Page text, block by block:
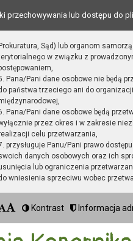
przechowywania lub dostępu do
Prokuratura, Sąd) lub organom
w związku z
Pana/Pani dane osobowe nie będą
państwa trzeciego ani do organizacji
Pana/Pani dane osobowe będą
przez okres i w zakresie
celu przetwarzania,
przysługuje Panu/Pani prawo
danych osobowych oraz ich
lub ograniczenia
wniesienia sprzeciwu wobec
Kontrast Informacja